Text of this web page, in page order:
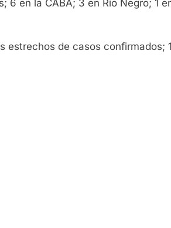
6 en la CABA; 3 en Río Negro; 1
estrechos de casos